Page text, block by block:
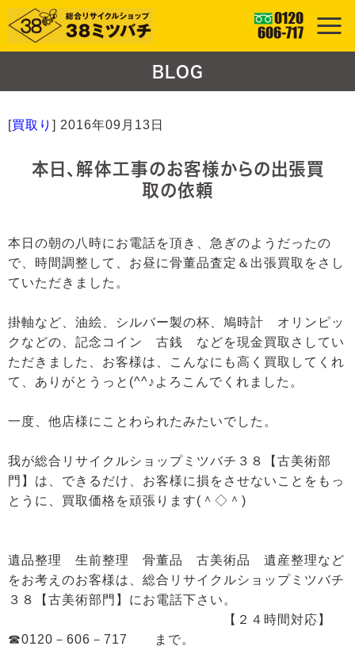
BLOG
[買取り ] 2016年09月13日
本日、解体工事のお客様からの出張買
取の依頼
本日の朝の八時にお電話を頂き、急ぎのようだったの
で、時間調整して、お昼に骨董品査定＆出張買取をさし
ていただきました。
掛軸など、油絵、シルバー製の杯、鳩時計 オリンピッ
クなどの、記念コイン 古銭 などを現金買取さしてい
ただきました、お客様は、こんなにも高く買取してくれ
て、ありがとうっと(^^♪よろこんでくれました。
一度、他店様にことわられたみたいでした。
我が総合リサイクルショップミツバチ３８【古美術部
門】は、できるだけ、お客様に損をさせないことをもっ
とうに、買取価格を頑張ります(＾◇＾)
遺品整理 生前整理 骨董品 古美術品 遺産整理など
をお考えのお客様は、総合リサイクルショップミツバチ
３８【古美術部門】にお電話下さい。
【２４時間対応】
☎0120－606－717 まで。